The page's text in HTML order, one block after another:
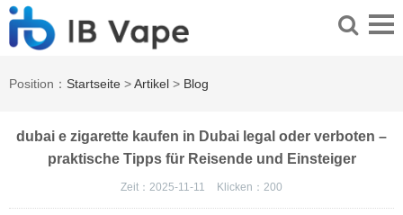
Position： Startseite >Artikel > Blog
dubai e zigarette kaufen in Dubai legal oder verboten –
praktische Tipps für Reisende und Einsteiger
Zeit：2025-11-11 Klicken： 200